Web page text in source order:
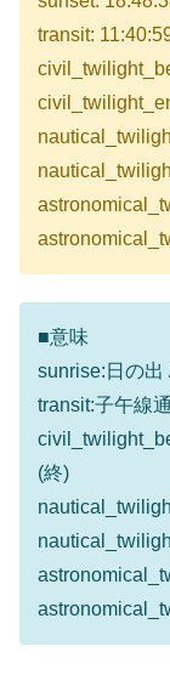
transit:
■意味
sunrise:日の出
transit:子午線
(終)